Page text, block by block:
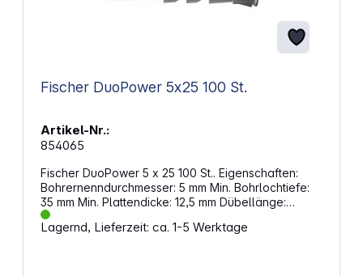
Fischer DuoPower 5x25 100 St.
Artikel-Nr.:
854065
Fischer DuoPower 5 x 25 100 St.. Eigenschaften:
Bohrernenndurchmesser: 5 mm Min. Bohrlochtiefe:
35 mm Min. Plattendicke: 12,5 mm Dübellänge:
25 mm Min. Einschraubtiefe: 29 mm
Spanplatten-/Holzschrauben: 3,0 - 4,0 mm Inhalt:
Lagernd, Lieferzeit: ca. 1-5 Werktage